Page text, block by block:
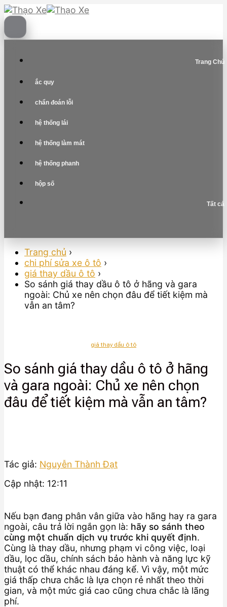
Skip
to
content
Trang Chủ
ắc quy
chẩn đoán lỗi
hệ thống lái
hệ thống làm mát
hệ thống phanh
hộp số
Tất cả
Trang chủ ›
chi phí sửa xe ô tô ›
giá thay dầu ô tô ›
So sánh giá thay dầu ô tô ở hãng và gara
ngoài: Chủ xe nên chọn đâu để tiết kiệm mà
vẫn an tâm?
giá thay dầu ô tô
So sánh giá thay dầu ô tô ở hãng
và gara ngoài: Chủ xe nên chọn
đâu để tiết kiệm mà vẫn an tâm?
Tác giả: Nguyễn Thành Đạt
Cập nhật: 12:11
Nếu bạn đang phân vân giữa vào hãng hay ra gara
ngoài, câu trả lời ngắn gọn là: hãy so sánh theo
cùng một chuẩn dịch vụ trước khi quyết định.
Cùng là thay dầu, nhưng phạm vi công việc, loại
dầu, lọc dầu, chính sách bảo hành và năng lực kỹ
thuật có thể khác nhau đáng kể. Vì vậy, một mức
giá thấp chưa chắc là lựa chọn rẻ nhất theo thời
gian, và một mức giá cao cũng chưa chắc là lãng
phí.